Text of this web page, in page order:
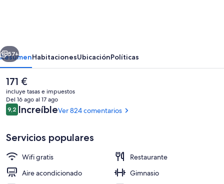
Gallery,
Autograph
Collection
Servicios del alojamiento
Siguiente
57+
ResumenHabitacionesUbicaciónPolíticas
El
precio
actual
es
de
171 €
incluye tasas e impuestos
Del 16 ago al 17 ago
Comentarios
9,29,2 de 10
IncreíbleVer 824 comentarios
Servicios populares
Wifi gratis
Restaurante
Aire acondicionado
Gimnasio